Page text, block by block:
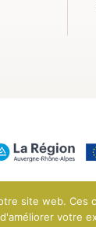
- Bourg-lès-
site web.
d'améliorer votre